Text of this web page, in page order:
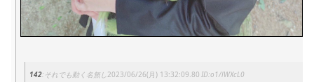
142 それでも動く名無し2023/06/26(月) 13:32:09.80 o1/lWXcL0